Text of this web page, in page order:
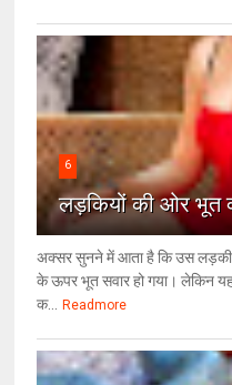
6
लड़कियों की ओर भूत
अक्सर सुनने में आता है कि उस लड़की
के ऊपर भूत सवार हो गया। लेकिन
क... Readmore